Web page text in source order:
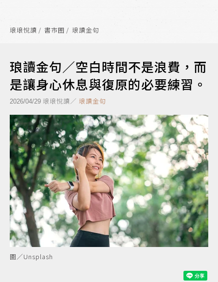
琅琅悅讀 書市圈 琅讀金句
琅讀金句／空白時間不是浪費，而
是讓身心休息與復原的必要練習。
2026/04/29 琅琅悅讀／ 琅讀金句
圖／Unsplash